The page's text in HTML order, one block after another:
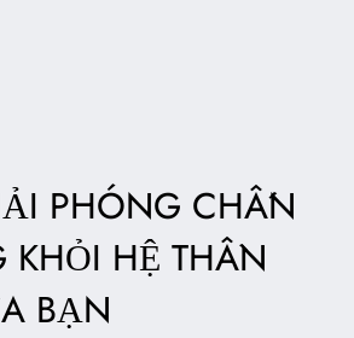
PHÓNG CHẤN
KHỎI HỆ THẦN
BẠN